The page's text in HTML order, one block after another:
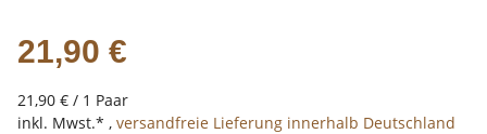
21,90 €
21,90 € / 1 Paar
inkl. Mwst.* , versandfreie Lieferung innerhalb Deutschland